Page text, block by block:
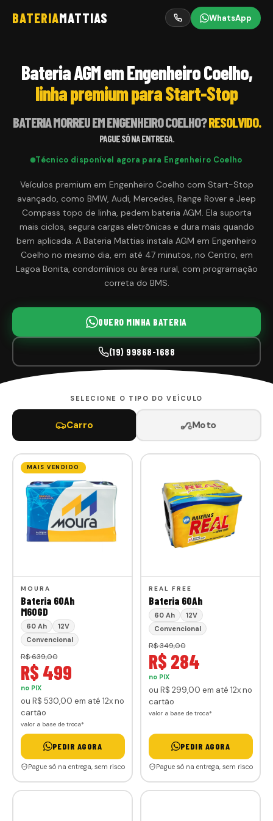
BATERIAMATTIAS WhatsApp
Bateria AGM em Engenheiro Coelho,
linha premium para Start-Stop
BATERIA MORREU EMENGENHEIRO COELHO?RESOLVIDO.
PAGUE SÓ NA ENTREGA.
Técnico disponível agora para Engenheiro Coelho
Veículos premium em Engenheiro Coelho com Start-Stop
avançado, como BMW, Audi, Mercedes, Range Rover e Jeep
Compass topo de linha, pedem bateria AGM. Ela suporta
mais ciclos, segura cargas eletrônicas e dura mais quando
bem aplicada. A Bateria Mattias instala AGM em Engenheiro
Coelho no mesmo dia, em até 47 minutos, no Centro, em
Lagoa Bonita, condomínios ou área rural, com programação
correta do BMS.
QUERO MINHA BATERIA
(19) 99868-1688
SELECIONE O TIPO DO VEÍCULO
Carro Moto
MAIS VENDIDO
MOURA
Bateria 60Ah
M60GD
60 Ah
12V
Convencional
R$ 639,00
R$ 499
no PIX
ou R$ 530,00 em até 12x no
cartão
valor a base de troca*
PEDIR AGORA
Pague só na entrega, sem risco
REAL FREE
Bateria 60Ah
60 Ah
12V
Convencional
R$ 349,00
R$ 284
no PIX
ou R$ 299,00 em até 12x no
cartão
valor a base de troca*
PEDIR AGORA
Pague só na entrega, sem risco